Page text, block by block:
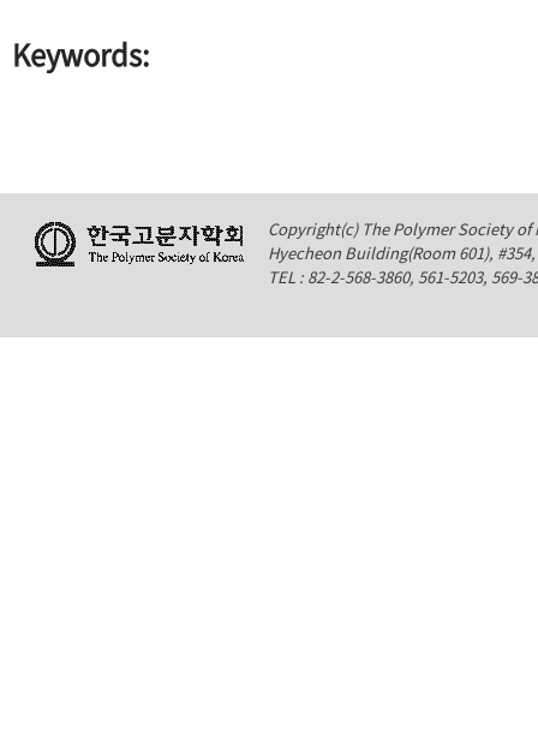
Keywords:
Copyright(c) The Polymer Society of
Hyecheon Building(Room 601),
TEL : 82-2-568-3860, 561-5203,